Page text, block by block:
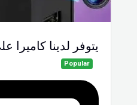
يتوفر لدينا
Popular